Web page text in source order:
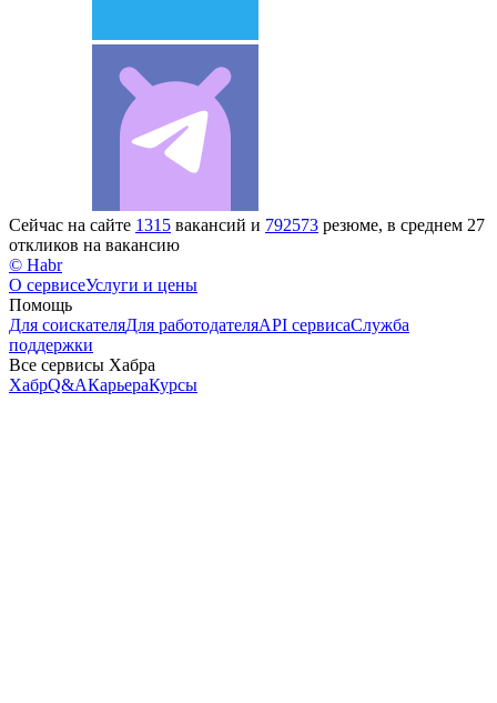
Сейчас на сайте 1315 вакансий и 792573 резюме, в среднем 27
откликов на вакансию
© Habr
О сервисеУслуги и цены
Помощь
Для соискателяДля работодателяAPI сервисаСлужба
поддержки
Все сервисы Хабра
ХабрQ&AКарьераКурсы